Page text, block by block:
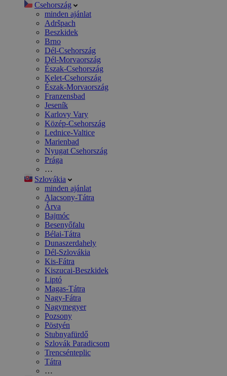
Csehország
minden ajánlat
Adršpach
Beszkidek
Brno
Dél-Csehország
Dél-Morvaország
Észak-Csehország
Kelet-Csehország
Észak-Morvaország
Franzensbad
Jeseník
Karlovy Vary
Közép-Csehország
Lednice-Valtice
Marienbad
Nyugat Csehország
Prága
…
Szlovákia
minden ajánlat
Alacsony-Tátra
Árva
Bajmóc
Besenyőfalu
Bélai-Tátra
Dunaszerdahely
Dél-Szlovákia
Kis-Fátra
Kiszucai-Beszkidek
Liptó
Magas-Tátra
Nagy-Fátra
Nagymegyer
Pozsony
Pöstyén
Stubnyafürdő
Szlovák Paradicsom
Trencsénteplic
Tátra
…